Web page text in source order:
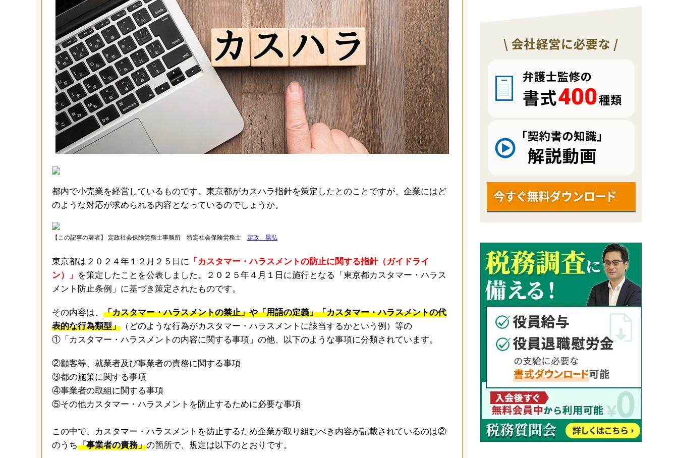
都内で小売業を経営しているものです。東京都がカスハラ指針を策定したとのことですが、企業にはど
のような対応が求められる内容となっているのでしょうか。
【この記事の著者】 定政社会保険労務士事務所 特定社会保険労務士 定政 晃弘
東京都は２０２４年１２月２５日に 「カスタマー・ハラスメントの防止に関する指針（ガイドライ
ン）」 を策定したことを公表しました。２０２５年４月１日に施行となる「東京都カスタマー・ハラス
メント防止条例」に基づき策定されたものです。
その内容は、 「カスタマー・ハラスメントの禁止」や「用語の定義」「カスタマー・ハラスメントの代
表的な行為類型」 （どのような行為がカスタマー・ハラスメントに該当するかという例）等の
①「カスタマー・ハラスメントの内容に関する事項」の他、以下のような事項に分類されています。
②顧客等、就業者及び事業者の責務に関する事項
③都の施策に関する事項
④事業者の取組に関する事項
⑤その他カスタマー・ハラスメントを防止するために必要な事項
この中で、カスタマー・ハラスメントを防止するため企業が取り組むべき内容が記載されているのは②
のうち「事業者の責務」の箇所で、規定は以下のとおりです。